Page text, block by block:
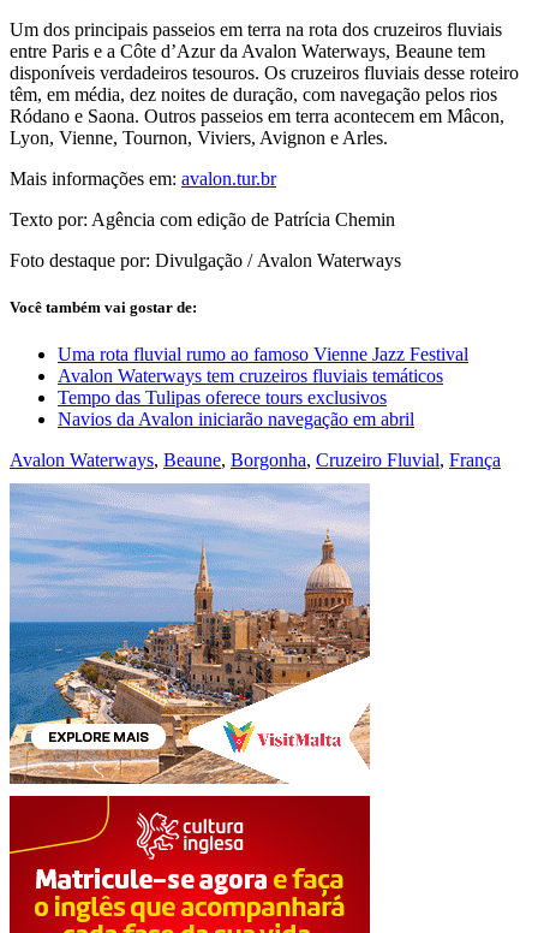
Um dos principais passeios em terra na rota dos cruzeiros fluviais
entre Paris e a Côte d’Azur da Avalon Waterways, Beaune tem
disponíveis verdadeiros tesouros. Os cruzeiros fluviais desse roteiro
têm, em média, dez noites de duração, com navegação pelos rios
Ródano e Saona. Outros passeios em terra acontecem em Mâcon,
Lyon, Vienne, Tournon, Viviers, Avignon e Arles.
Mais informações em: avalon.tur.br
Texto por: Agência com edição de Patrícia Chemin
Foto destaque por: Divulgação / Avalon Waterways
Você também vai gostar de:
Uma rota fluvial rumo ao famoso Vienne Jazz Festival
Avalon Waterways tem cruzeiros fluviais temáticos
Tempo das Tulipas oferece tours exclusivos
Navios da Avalon iniciarão navegação em abril
Avalon Waterways, Beaune, Borgonha, Cruzeiro Fluvial, França